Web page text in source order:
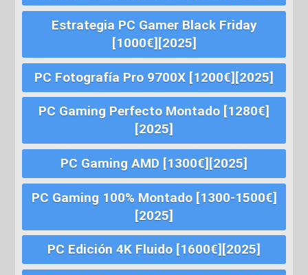
Estrategia PC Gamer Black Friday
[1000€][2025]
PC Fotografía Pro 9700X [1200€][2025]
PC Gaming Perfecto Montado [1280€]
[2025]
PC Gaming AMD [1300€][2025]
PC Gaming 100% Montado [1300-1500€]
[2025]
PC Edición 4K Fluido [1600€][2025]